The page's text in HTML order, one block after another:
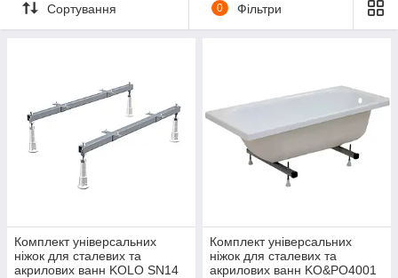
Сортування 0 Фільтри
Комплект універсальних
ніжок для сталевих та
акрилових ванн KOLO SN14
Комплект універсальних
ніжок для сталевих та
акрилових ванн KO&PO4001